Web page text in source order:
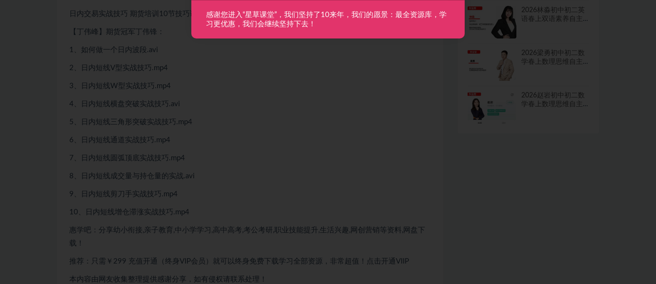
日内交易实战技巧 期货培训10节技巧课内部视频教程
【丁伟峰】期货冠军丁伟锋：
1、如何做一个日内波段.avi
2、日内短线V型实战技巧.mp4
3、日内短线W型实战技巧.mp4
4、日内短线横盘突破实战技巧.avi
5、日内短线三角形突破实战技巧.mp4
6、日内短线通道实战技巧.mp4
7、日内短线圆弧顶底实战技巧.mp4
8、日内短线成交量与持仓量的实战.avi
9、日内短线剪刀手实战技巧.mp4
10、日内短线增仓滞涨实战技巧.mp4
惠学吧：分享幼小衔接,亲子教育,中小学学习,高中高考,考公考研,职业技能提升,生活兴趣,网创营销等资料,网盘下
载！
推荐：只需￥299 充值开通（终身VIP会员）就可以 终身免费下载学习全部资源，非常超值！点击开通VIIP
本内容由网友收集整理提供感谢分享，如有侵权请联系处理！
2026林淼初中初二英
语春上双语素养自主
2026梁勇初中初二数
学春上数理思维自主
2026赵岩初中初二数
学春上数理思维自主
感谢您进入“星草课堂”，我们坚持了10来年，我们的愿景：最全资源库，学
习更优惠，我们会继续坚持下去！